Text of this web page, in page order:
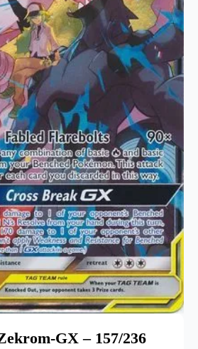
GX – 157/236